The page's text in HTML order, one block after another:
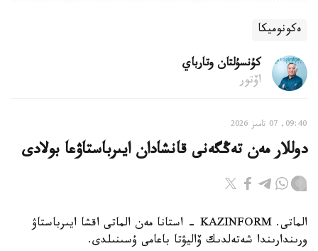
ەكونوميكا
كۇنسۇلتان وتارباي
اۆتور
09:40, 07 تامىز 2026
دوللار مەن تەڭگەنى قانشادان ايىرباستاۋعا بولادى
الماتى. KAZINFORM - استانا مەن الماتى اقشا ايىرباستاۋ
ورىندارىندا شەتەلدىك ۆاليۋتا باعامى ۇسىنىلدى.